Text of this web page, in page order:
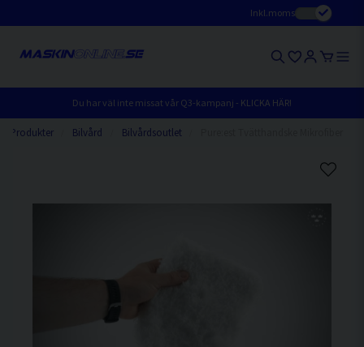
Inkl.moms
Du har väl inte missat vår Q3-kampanj - KLICKA HÄR!
Produkter Bilvård Bilvårdsoutlet